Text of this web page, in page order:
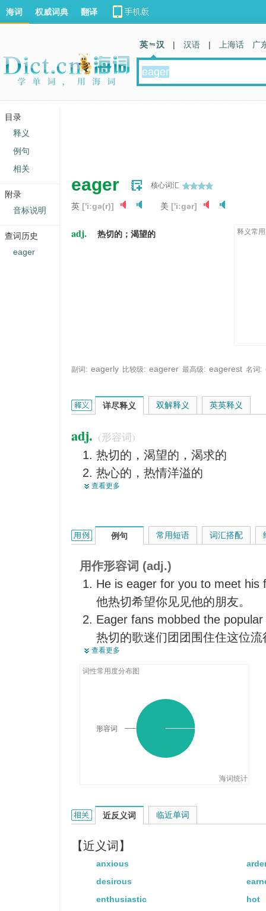
eager 核心词汇
英 ['iːɡə(r)] 美 ['iːɡər]
adj. 热切的；渴望的 释义常
副词: eagerly 比较级: eagerer 最高级: eagerest 名词:
eager的英文翻译是什么意思，词典释义与在线翻译
详尽释义
adj. (形容词)
热切的，渴望的，渴求的
热心的，热情洋溢的
急切的
酷烈的
浓烈的
锐利的，敏锐的
查看更多
双解释义 英英释义
eager的用法和样例：
例句
用作形容词 (adj.)
He is eager for you to meet his
他热切希望你见见他的朋友。
Eager fans mobbed the popular
热切的歌迷们团团围住住这位流
The boys listened to my story
男孩们以热切的心情非常注意
他渴望见到她。
The company is eager to
那家公司急欲开辟新的市场。
查看更多
词性常用度分布图
海词统计
形容词
常用短语 词汇搭配
eager的相关资料：
近反义词
【近义词】
anxious
desirous
enthusiastic
hot
临近单词
海词 权威词典 翻译
英 汉 | 汉语 | 上海话 广
目录
释义
例句
相关
附录
音标说明
查词历史
eager